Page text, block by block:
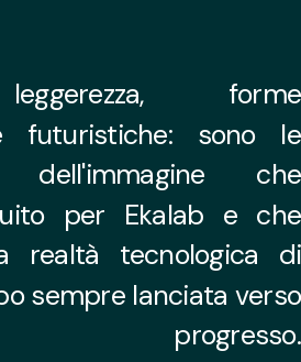
leggerezza,
forme
futuristiche: sono
le
dell'immagine
che
per Ekalab e che
realtà tecnologica
di
sempre lanciata verso
progresso.